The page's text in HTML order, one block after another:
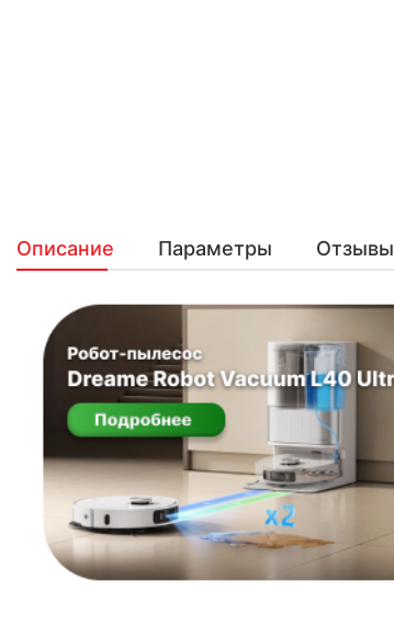
Описание Параметры Отзывы